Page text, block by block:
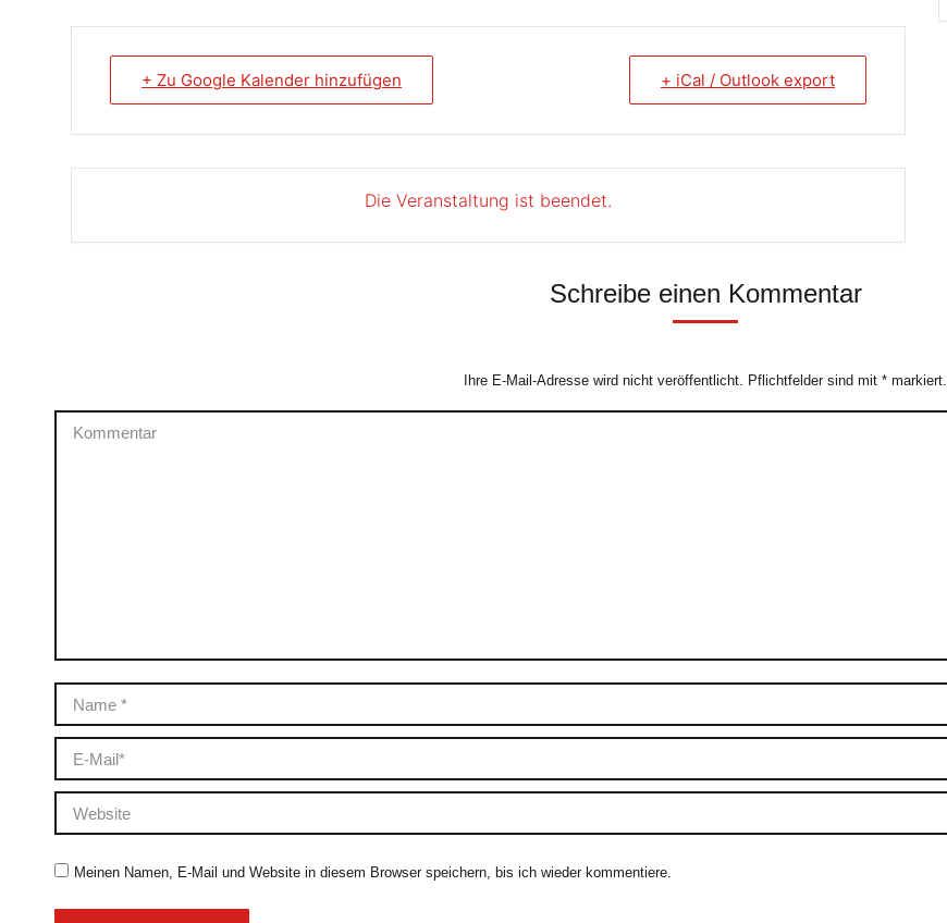
+ Zu Google Kalender hinzufügen + iCal / Outlook export
Die Veranstaltung ist beendet.
Schreibe einen Kommentar
Ihre E-Mail-Adresse wird nicht veröffentlicht. Pflichtfelder sind mit * markiert.
Kommentar
Name *
E-Mail *
Website
Meinen Namen, E-Mail und Website in diesem Browser speichern, bis ich wieder kommentiere.